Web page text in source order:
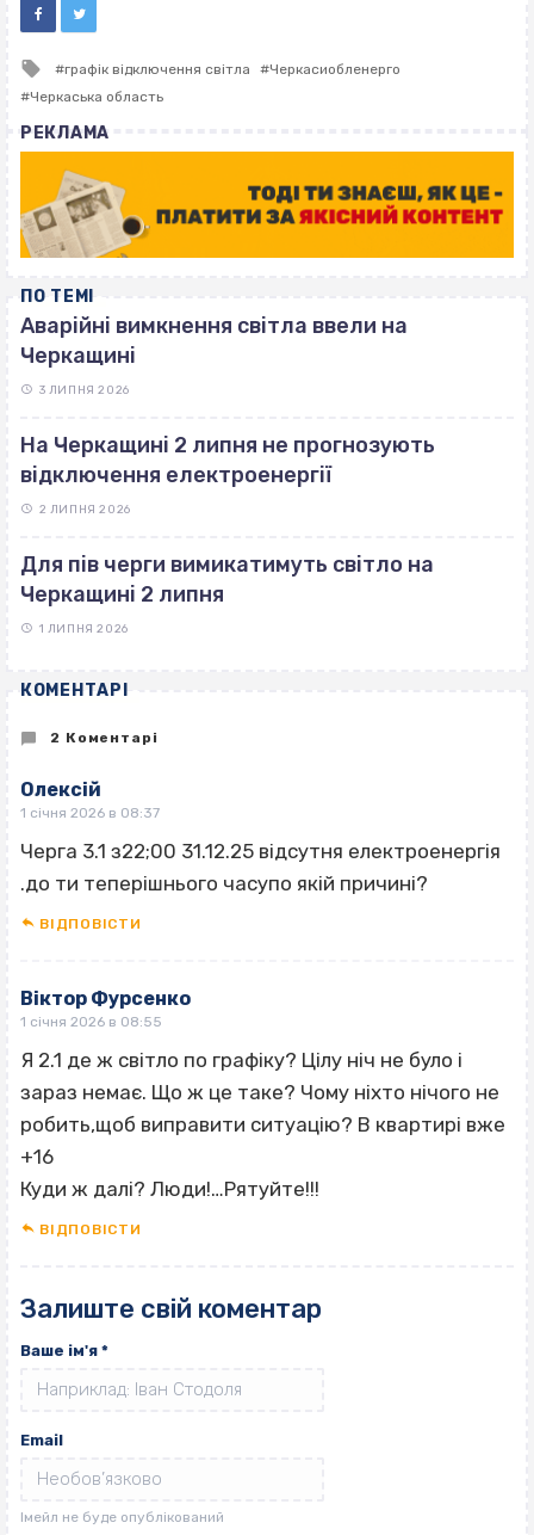
Tagged
графік відключення світла
Черкасиобленерго
Черкаська область
РЕКЛАМА
ПО ТЕМІ
Аварійні вимкнення світла ввели на
Черкащині
3 ЛИПНЯ 2026
На Черкащині 2 липня не прогнозують
відключення електроенергії
2 ЛИПНЯ 2026
Для пів черги вимикатимуть світло на
Черкащині 2 липня
1 ЛИПНЯ 2026
КОМЕНТАРІ
2 Коментарі
Олексій
1 січня 2026 в 08:37
Черга 3.1 з22;00 31.12.25 відсутня електроенергія
.до ти теперішнього часупо якій причині?
ВІДПОВІCТИ
Віктор Фурсенко
1 січня 2026 в 08:55
Я 2.1 де ж світло по графіку? Цілу ніч не було і
зараз немає. Що ж це таке? Чому ніхто нічого не
робить,щоб виправити ситуацію? В квартирі вже
+16
Куди ж далі? Люди!…Рятуйте!!!
ВІДПОВІCТИ
Залиште свій коментар
Ваше ім'я *
Email